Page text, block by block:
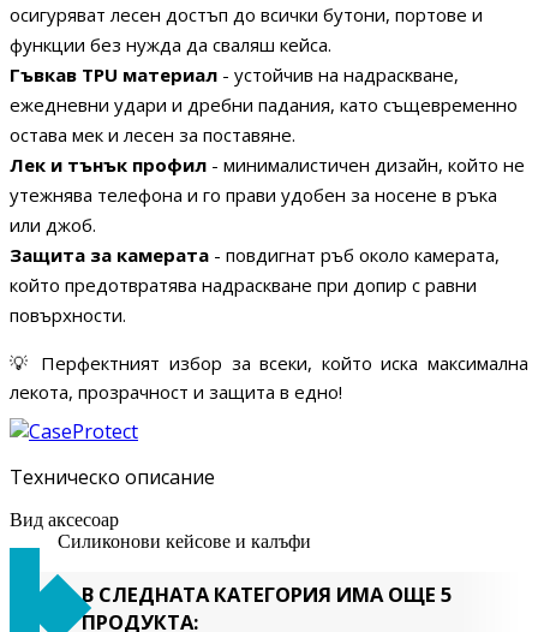
осигуряват лесен достъп до всички бутони, портове и
функции без нужда да сваляш кейса.
Гъвкав TPU материал - устойчив на надраскване,
ежедневни удари и дребни падания, като същевременно
остава мек и лесен за поставяне.
Лек и тънък профил - минималистичен дизайн, който не
утежнява телефона и го прави удобен за носене в ръка
или джоб.
Защита за камерата - повдигнат ръб около камерата,
който предотвратява надраскване при допир с равни
повърхности.
💡 Перфектният избор за всеки, който иска максимална
лекота, прозрачност и защита в едно!
Техническо описание
Вид аксесоар
Силиконови кейсове и калъфи
В СЛЕДНАТА КАТЕГОРИЯ ИМА ОЩЕ 5
ПРОДУКТА: